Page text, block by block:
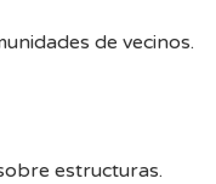
de vecinos.
estructuras.